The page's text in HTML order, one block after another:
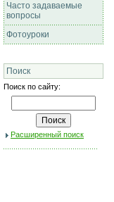
Часто задаваемые
вопросы
Фотоуроки
Поиск
Поиск по сайту:
Расширенный поиск